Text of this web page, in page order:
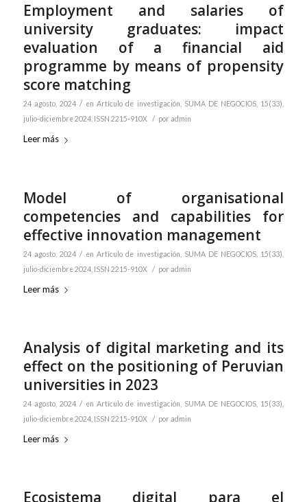
Employment and salaries of
university graduates: impact
evaluation of a financial aid
programme by means of propensity
score matching
24 agosto, 2024 / enArtículo de investigación, SUMA DE NEGOCIOS, 15(33),
julio-diciembre 2024, ISSN 2215-910X
/ por admin
Leer más
Model of organisational
competencies and capabilities for
effective innovation management
24 agosto, 2024 / enArtículo de investigación
SUMA DE NEGOCIOS, 15(33),
julio-diciembre 2024, ISSN 2215-910X
/ por admin
Leer más
Analysis of digital marketing and its
effect on the positioning of Peruvian
universities in 2023
24 agosto, 2024 / enArtículo de investigación
SUMA DE NEGOCIOS, 15(33),
julio-diciembre 2024, ISSN 2215-910X
/ por admin
Leer más
Ecosistema digital para el